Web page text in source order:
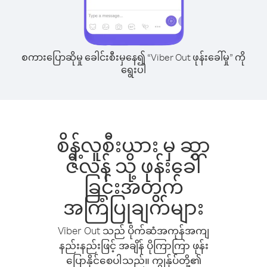
စကားပြောဆိုမှု ခေါင်းစီးမှနေ၍ “Viber Out ဖုန်းခေါ်မှု” ကို
ရွေးပါ
စိန့်လူစီးယား မှ ဆွာ
ဇီလန် သို့ ဖုန်းခေါ်
ခြင်းအတွက်
အကြံပြုချက်များ
Viber Out သည် ပိုက်ဆံအကုန်အကျ
နည်းနည်းဖြင့် အချိန် ပိုကြာကြာ ဖုန်း
ပြောနိုင်စေပါသည်။ ကျွန်ုပ်တို့၏